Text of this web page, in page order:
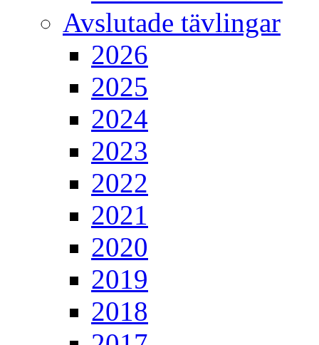
Avslutade tävlingar
2026
2025
2024
2023
2022
2021
2020
2019
2018